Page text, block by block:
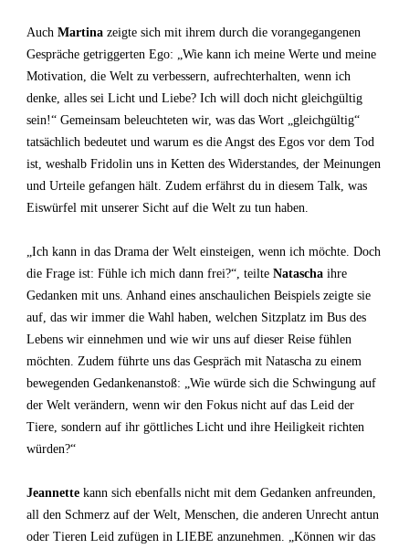
Auch Martina zeigte sich mit ihrem durch die vorangegangenen
Gespräche getriggerten Ego: „Wie kann ich meine Werte und meine
Motivation, die Welt zu verbessern, aufrechterhalten, wenn ich
denke, alles sei Licht und Liebe? Ich will doch nicht gleichgültig
sein!“ Gemeinsam beleuchteten wir, was das Wort „gleichgültig“
tatsächlich bedeutet und warum es die Angst des Egos vor dem Tod
ist, weshalb Fridolin uns in Ketten des Widerstandes, der Meinungen
und Urteile gefangen hält. Zudem erfährst du in diesem Talk, was
Eiswürfel mit unserer Sicht auf die Welt zu tun haben.
„Ich kann in das Drama der Welt einsteigen, wenn ich möchte. Doch
die Frage ist: Fühle ich mich dann frei?“, teilte Natascha ihre
Gedanken mit uns. Anhand eines anschaulichen Beispiels zeigte sie
auf, das wir immer die Wahl haben, welchen Sitzplatz im Bus des
Lebens wir einnehmen und wie wir uns auf dieser Reise fühlen
möchten. Zudem führte uns das Gespräch mit Natascha zu einem
bewegenden Gedankenanstoß: „Wie würde sich die Schwingung auf
der Welt verändern, wenn wir den Fokus nicht auf das Leid der
Tiere, sondern auf ihr göttliches Licht und ihre Heiligkeit richten
würden?“
Jeannette kann sich ebenfalls nicht mit dem Gedanken anfreunden,
all den Schmerz auf der Welt, Menschen, die anderen Unrecht antun
oder Tieren Leid zufügen in LIEBE anzunehmen. „Können wir das